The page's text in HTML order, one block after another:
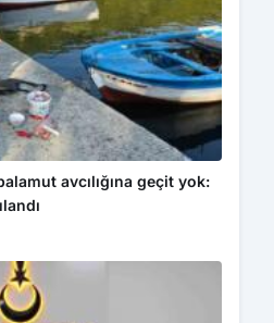
avcılığına geçit yok: